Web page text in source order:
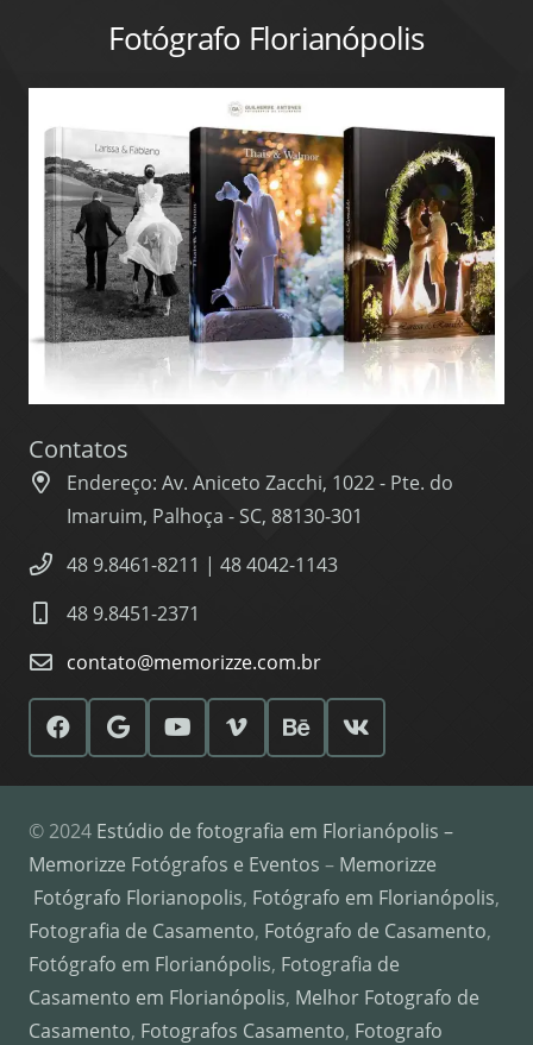
Fotógrafo Florianópolis
Contatos
Endereço: Av. Aniceto Zacchi, 1022 - Pte. do
Imaruim, Palhoça - SC, 88130-301
48 9.8461-8211 | 48 4042-1143
48 9.8451-2371
contato@memorizze.com.br
© 2024 Estúdio de fotografia em Florianópolis –
Memorizze Fotógrafos e Eventos – Memorizze
Fotógrafo Florianopolis, Fotógrafo em Florianópolis,
Fotografia de Casamento, Fotógrafo de Casamento,
Fotógrafo em Florianópolis, Fotografia de
Casamento em Florianópolis, Melhor Fotografo de
Casamento, Fotografos Casamento, Fotografo